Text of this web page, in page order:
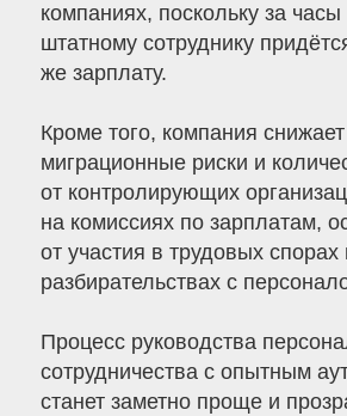
компаниях, поскольку за часы
штатному сотруднику
же зарплату.
Кроме того, компания снижает
миграционные риски и
от контролирующих
на комиссиях по зарплатам,
от участия в трудовых
разбирательствах с
Процесс руководства
сотрудничества с опытным
станет заметно проще и